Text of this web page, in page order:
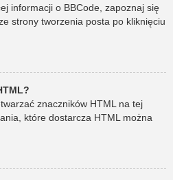
informacji o BBCode, zapoznaj się
strony tworzenia posta po kliknięciu
znaczników HTML na tej
które dostarcza HTML można